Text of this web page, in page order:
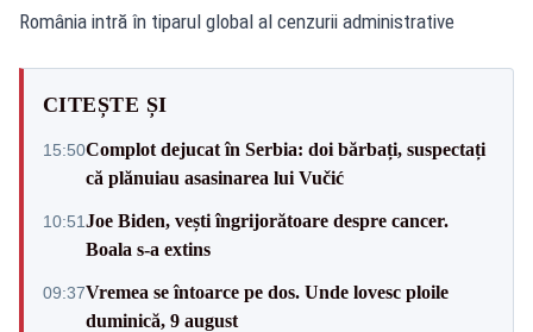
România intră în tiparul global al cenzurii administrative
CITEȘTE ȘI
15:50Complot dejucat în Serbia: doi bărbați, suspectați
că plănuiau asasinarea lui Vučić
10:51Joe Biden, vești îngrijorătoare despre cancer.
Boala s-a extins
09:37Vremea se întoarce pe dos. Unde lovesc ploile
duminică, 9 august